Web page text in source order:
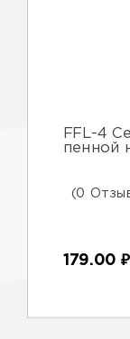
FFL-4
пенной
(0
179.00 ₽